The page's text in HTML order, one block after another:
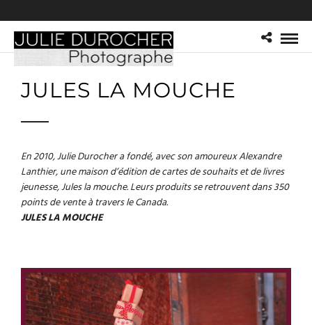
JULES LA MOUCHE
En 2010, Julie Durocher a fondé, avec son amoureux Alexandre
Lanthier, une maison d’édition de cartes de souhaits et de livres
jeunesse, Jules la mouche. Leurs produits se retrouvent dans 350
points de vente à travers le Canada.
JULES LA MOUCHE